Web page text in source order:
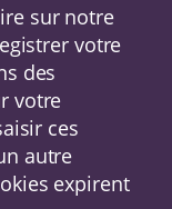
sur notre
votre
des
votre
ces
autre
expirent